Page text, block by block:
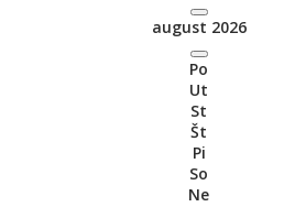
august 2026
Po
Ut
St
Št
Pi
So
Ne